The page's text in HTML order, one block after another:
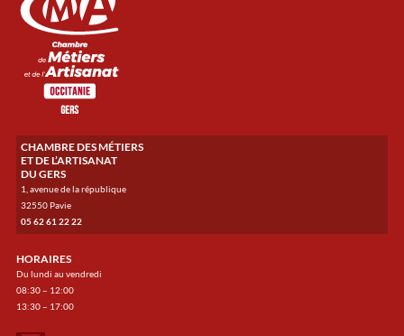
CHAMBRE DES MÉTIERS
ET DE L’ARTISANAT
DU GERS
1, avenue de la république
32550 Pavie
05 62 61 22 22
HORAIRES
Du lundi au vendredi
08:30 – 12:00
13:30 – 17:00